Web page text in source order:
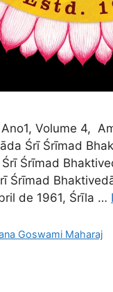
Volume 4,
Śrī Śrīmad
Śrīmad
Śrīmad
de 1961, Śrīla …
Goswami Maharaj